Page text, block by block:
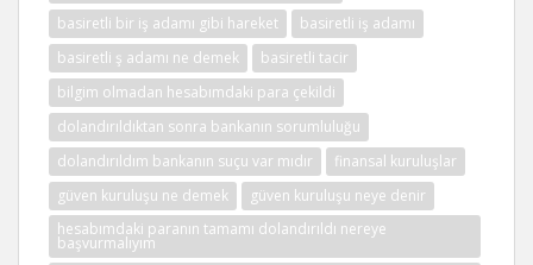
basiretli bir iş adamı gibi hareket
basiretli iş adamı
basiretli ş adamı ne demek
basiretli tacir
bilgim olmadan hesabımdaki para çekildi
dolandırıldıktan sonra bankanın sorumluluğu
dolandırıldım bankanın suçu var mıdır
finansal kuruluşlar
güven kuruluşu ne demek
güven kuruluşu neye denir
hesabımdaki paranın tamamı dolandırıldı nereye
başvurmalıyım